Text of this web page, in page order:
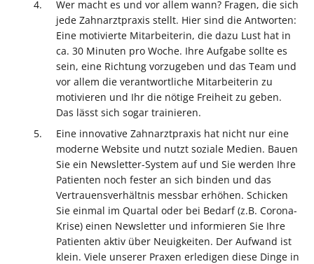
Wer macht es und vor allem wann? Fragen, die sich
jede Zahnarztpraxis stellt. Hier sind die Antworten:
Eine motivierte Mitarbeiterin, die dazu Lust hat in
ca. 30 Minuten pro Woche. Ihre Aufgabe sollte es
sein, eine Richtung vorzugeben und das Team und
vor allem die verantwortliche Mitarbeiterin zu
motivieren und Ihr die nötige Freiheit zu geben.
Das lässt sich sogar trainieren.
Eine innovative Zahnarztpraxis hat nicht nur eine
moderne Website und nutzt soziale Medien. Bauen
Sie ein Newsletter-System auf und Sie werden Ihre
Patienten noch fester an sich binden und das
Vertrauensverhältnis messbar erhöhen. Schicken
Sie einmal im Quartal oder bei Bedarf (z.B. Corona-
Krise) einen Newsletter und informieren Sie Ihre
Patienten aktiv über Neuigkeiten. Der Aufwand ist
klein. Viele unserer Praxen erledigen diese Dinge in